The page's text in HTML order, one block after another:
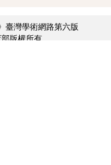
臺灣學術網路第六版
版權所有